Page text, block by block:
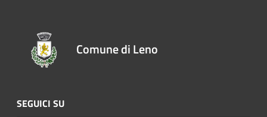
Comune di Leno
SEGUICI SU